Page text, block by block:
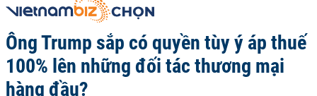
Ông Trump sắp có quyền tùy ý áp thuế
100% lên những đối tác thương mại
hàng đầu?